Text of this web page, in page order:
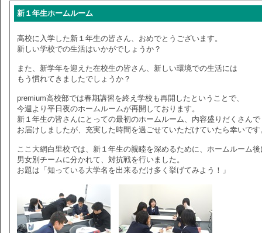
新１年生ホームルーム
高校に入学した新１年生の皆さん、おめでとうございます。
新しい学校での生活はいかがでしょうか？
また、新学年を迎えた在校生の皆さん、新しい環境での生活には
もう慣れてきましたでしょうか？
premium高校部では春期講習を終え学校も再開したということで、
今週より平日夜のホームルームが再開しております。
新１年生の皆さんにとっての最初のホームルーム、内容盛りだくさんで
お届けしましたが、充実した時間を過ごせていただけていたら幸いです
ここ大網白里校では、新１年生の親睦を深めるために、ホームルーム後
男女別チームに分かれて、対抗戦を行いました。
お題は「知っている大学名を出来るだけ多く挙げてみよう！」